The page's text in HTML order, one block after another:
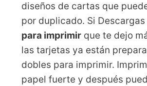
diseños de cartas que
por duplicado. Si Descargas
para imprimir que te dejo
las tarjetas ya están
dobles para imprimir.
papel fuerte y después